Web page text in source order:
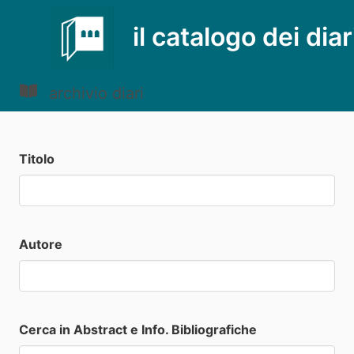
il catalogo dei
archivio diari
Titolo
Autore
Cerca in Abstract e Info. Bibliografiche